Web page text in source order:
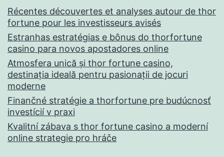
Récentes découvertes et analyses autour de thor
fortune pour les investisseurs avisés
Estranhas estratégias e bônus do thorfortune
casino para novos apostadores online
Atmosfera unică și thor fortune casino,
destinația ideală pentru pasionații de jocuri
moderne
Finančné stratégie a thorfortune pre budúcnosť
investícií v praxi
Kvalitní zábava s thor fortune casino a moderní
online strategie pro hráče